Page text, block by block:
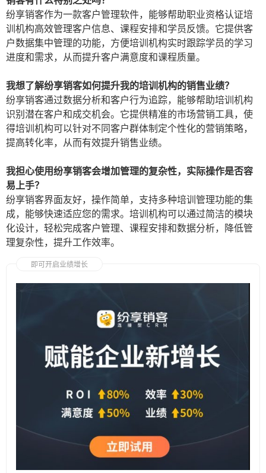
纷享销客作为一款客户管理软件，能够帮助职业资格认证培
训机构高效管理客户信息、课程安排和学员反馈。它提供客
户数据集中管理的功能，方便培训机构实时跟踪学员的学习
进度和需求，从而提升客户满意度和课程质量。
我想了解纷享销客如何提升我的培训机构的销售业绩？
纷享销客通过数据分析和客户行为追踪，能够帮助培训机构
识别潜在客户和成交机会。它提供精准的市场营销工具，使
得培训机构可以针对不同客户群体制定个性化的营销策略，
提高转化率，从而有效提升销售业绩。
我担心使用纷享销客会增加管理的复杂性，实际操作是否容
易上手？
纷享销客界面友好，操作简单，支持多种培训管理功能的集
成，能够快速适应您的需求。培训机构可以通过简洁的模块
化设计，轻松完成客户管理、课程安排和数据分析，降低管
理复杂性，提升工作效率。
即可开启业绩增长